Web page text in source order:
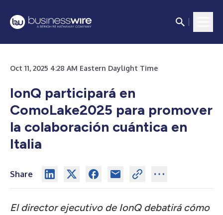
Oct 11, 2025 4:28 AM Eastern Daylight Time
IonQ participará en
ComoLake2025 para promover
la colaboración cuántica en
Italia
Share
El director ejecutivo de IonQ debatirá cómo